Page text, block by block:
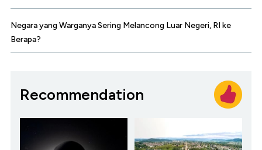
Negara yang Warganya Sering Melancong Luar Negeri, RI ke
Berapa?
Recommendation